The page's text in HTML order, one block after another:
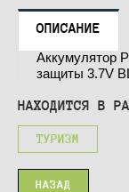
ОПИСАНИЕ
Аккумулятор
защиты 3.7V
НАХОДИТСЯ В
ТУРИЗМ
НАЗАД